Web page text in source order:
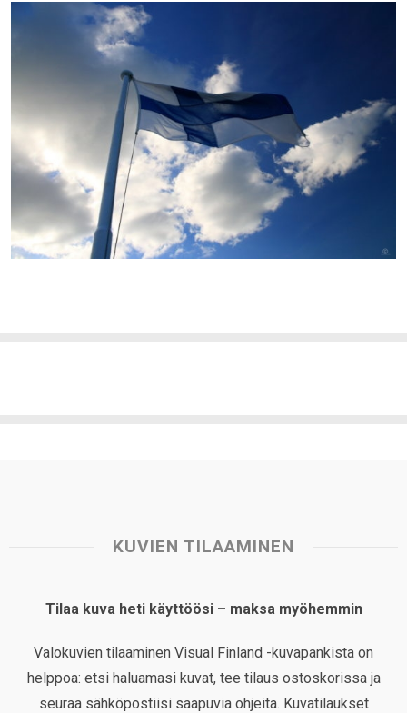
KUVIEN TILAAMINEN
Tilaa kuva heti käyttöösi – maksa myöhemmin
Valokuvien tilaaminen Visual Finland -kuvapankista on
helppoa: etsi haluamasi kuvat, tee tilaus ostoskorissa ja
seuraa sähköpostiisi saapuvia ohjeita. Kuvatilaukset